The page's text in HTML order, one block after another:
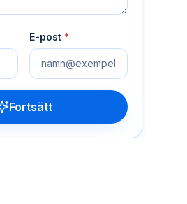
E-post *
Fortsätt